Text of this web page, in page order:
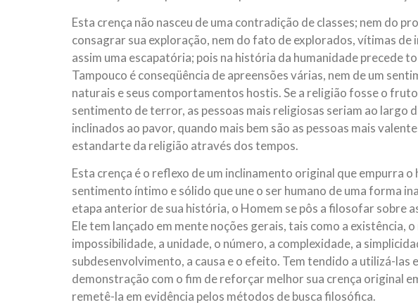
Esta crença não nasceu de uma contradição de classes; nem do
consagrar sua exploração, nem do fato de explorados, vítimas de
assim uma escapatória; pois na história da humanidade precede
Tampouco é conseqüência de apreensões várias, nem de um
naturais e seus comportamentos hostis. Se a religião fosse o
sentimento de terror, as pessoas mais religiosas seriam ao largo
inclinados ao pavor, quando mais bem são as pessoas mais
estandarte da religião através dos tempos.
Esta crença é o reflexo de um inclinamento original que empurra
sentimento íntimo e sólido que une o ser humano de uma forma
etapa anterior de sua história, o Homem se pôs a filosofar sobre
Ele tem lançado em mente noções gerais, tais como a existência,
impossibilidade, a unidade, o número, a complexidade, a
subdesenvolvimento, a causa e o efeito. Tem tendido a utilizá-las
demonstração com o fim de reforçar melhor sua crença original
remetê-la em evidência pelos métodos de busca filosófica.